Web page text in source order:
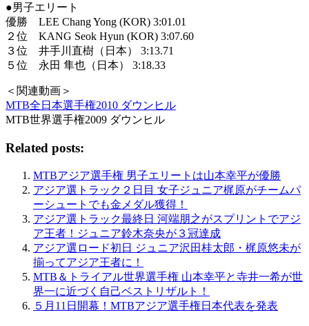
●男子エリート
優勝 LEE Chang Yong (KOR) 3:01.01
２位 KANG Seok Hyun (KOR) 3:07.60
３位 井手川直樹（日本） 3:13.71
５位 永田 隼也（日本） 3:18.33
＜関連動画＞
MTB全日本選手権2010 ダウンヒル
MTB世界選手権2009 ダウンヒル
Related posts:
MTBアジア選手権 男子エリートは山本幸平が優勝
アジア選トラック２日目 女子ジュニア梶原がチームパ
ーシュートでも金メダル獲得！
アジア選トラック最終日 河端朋之がスプリントでアジ
ア王者！ジュニア鈴木奈央が３冠達成
アジア選ロード初日 ジュニア沢田桂太郎・梶原悠未が
揃ってアジア王者に！
MTB＆トライアル世界選手権 山本幸平と寺井一希が世
界一に近づく自己ベストリザルト！
５月11日開幕！MTBアジア選手権日本代表を発表